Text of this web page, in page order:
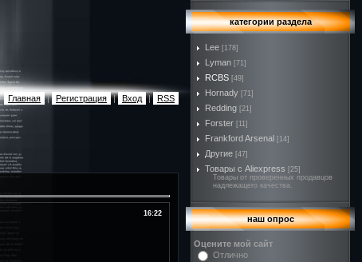
Главная | Регистрация | Вход | RSS
16:22
категории раздела
Lee [178]
Lyman [71]
RCBS [49]
Hornady [71]
Redding [21]
Forster [11]
Frankford Arsenal [14]
Другие [47]
Товары с Aliexpress [25]
Товары от проверенных продавцов
надлежащего качества.
наш опрос
Оцените мой сайт
Отлично